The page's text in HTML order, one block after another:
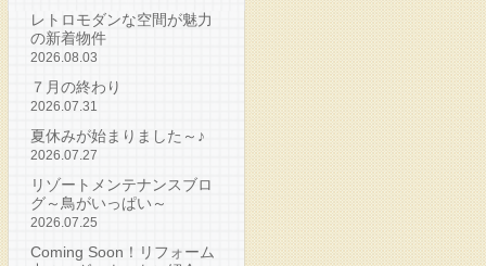
レトロモダンな空間が魅力
の新着物件
2026.08.03
７月の終わり
2026.07.31
夏休みが始まりました～♪
2026.07.27
リゾートメンテナンスブロ
グ～鳥がいっぱい～
2026.07.25
Coming Soon！リフォーム